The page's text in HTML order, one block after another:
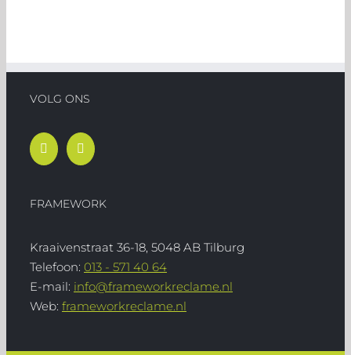
VOLG ONS
FRAMEWORK
Kraaivenstraat 36-18, 5048 AB Tilburg
Telefoon: 013 - 571 40 64
E-mail: info@frameworkreclame.nl
Web: frameworkreclame.nl